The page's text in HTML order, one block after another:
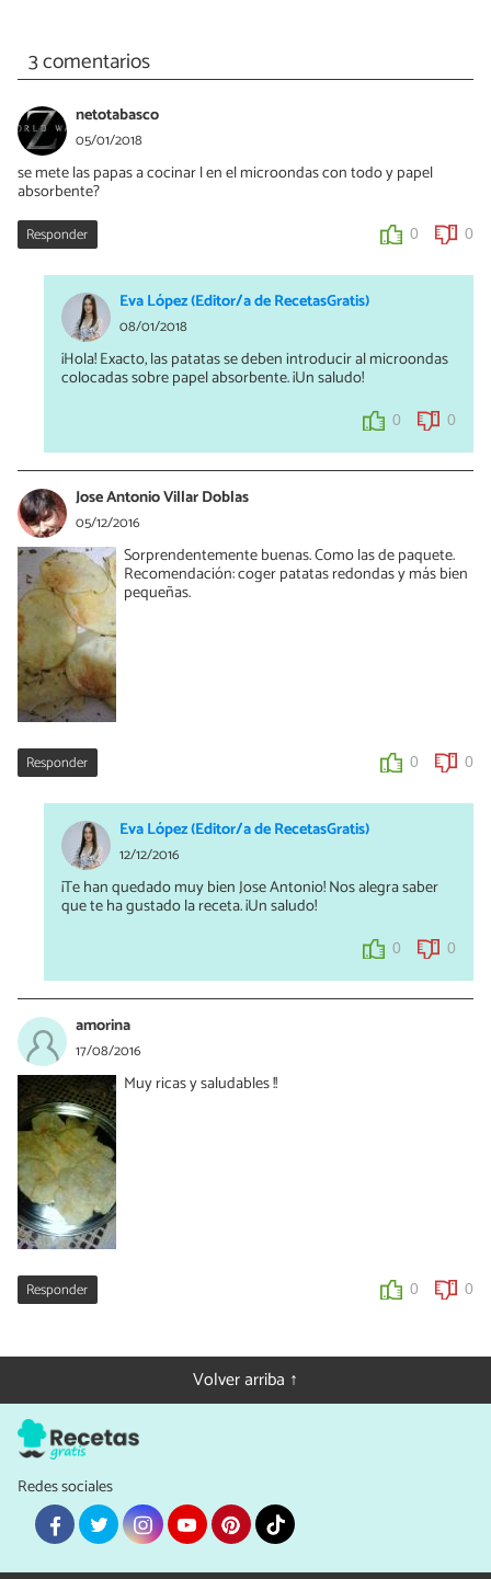
3 comentarios
netotabasco
05/01/2018
se mete las papas a cocinar l en el microondas con todo y papel
absorbente?
Responder 0 0
Eva López (Editor/a de RecetasGratis)
08/01/2018
¡Hola! Exacto, las patatas se deben introducir al microondas
colocadas sobre papel absorbente. ¡Un saludo!
0 0
Jose Antonio Villar Doblas
05/12/2016
Sorprendentemente buenas. Como las de paquete.
Recomendación: coger patatas redondas y más bien
pequeñas.
Responder 0 0
Eva López (Editor/a de RecetasGratis)
12/12/2016
¡Te han quedado muy bien Jose Antonio! Nos alegra saber
que te ha gustado la receta. ¡Un saludo!
0 0
amorina
17/08/2016
Muy ricas y saludables !!
Responder 0 0
Volver arriba ↑
Redes sociales